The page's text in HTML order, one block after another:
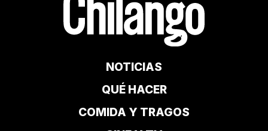
NOTICIAS
QUÉ HACER
COMIDA Y TRAGOS